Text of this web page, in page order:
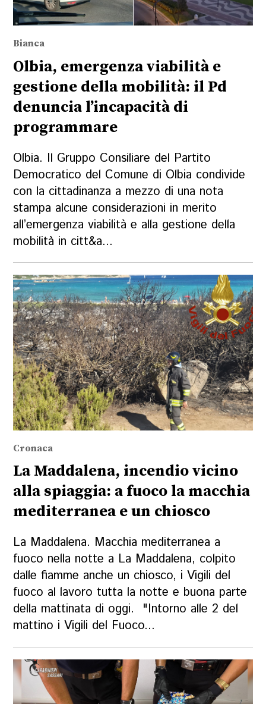
Bianca
Olbia, emergenza viabilità e
gestione della mobilità: il Pd
denuncia l’incapacità di
programmare
Olbia. Il Gruppo Consiliare del Partito
Democratico del Comune di Olbia condivide
con la cittadinanza a mezzo di una nota
stampa alcune considerazioni in merito
all’emergenza viabilità e alla gestione della
mobilità in citt&a...
Cronaca
La Maddalena, incendio vicino
alla spiaggia: a fuoco la macchia
mediterranea e un chiosco
La Maddalena. Macchia mediterranea a
fuoco nella notte a La Maddalena, colpito
dalle fiamme anche un chiosco, i Vigili del
fuoco al lavoro tutta la notte e buona parte
della mattinata di oggi. "Intorno alle 2 del
mattino i Vigili del Fuoco...